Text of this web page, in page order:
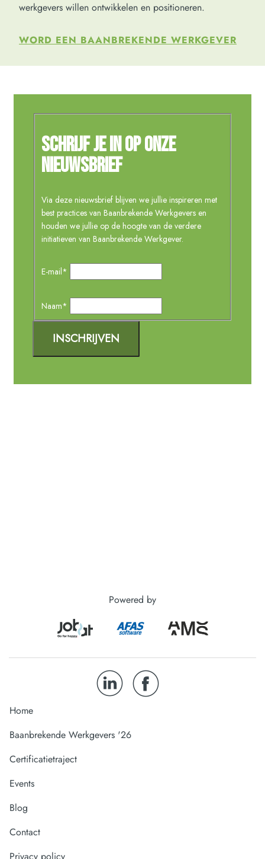
werkgevers willen ontwikkelen en positioneren.
WORD EEN BAANBREKENDE WERKGEVER
Powered by
Home
Baanbrekende Werkgevers '26
Certificatietraject
Events
Blog
Contact